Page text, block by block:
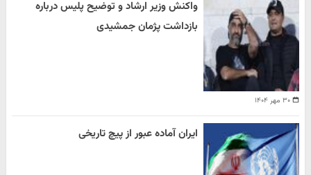
۳۰ مهر ۱۴۰۴
واکنش وزیر ارشاد و توضیح پلیس درباره
بازداشت پژمان جمشیدی
ایران آماده عبور از پیچ تاریخی